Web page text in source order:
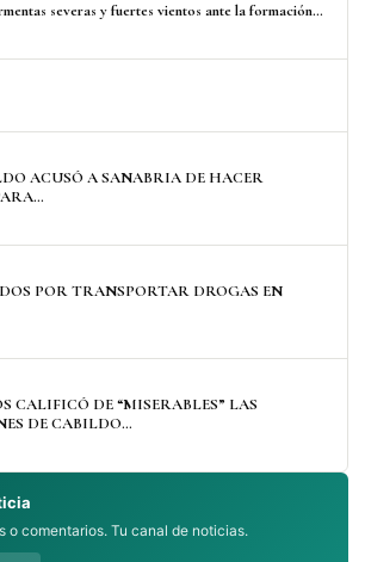
severas y fuertes vientos ante la formación…
ACUSÓ A SANABRIA DE HACER
POR TRANSPORTAR DROGAS EN
CALIFICÓ DE “MISERABLES” LAS
DE CABILDO…
o comentarios. Tu canal de noticias.